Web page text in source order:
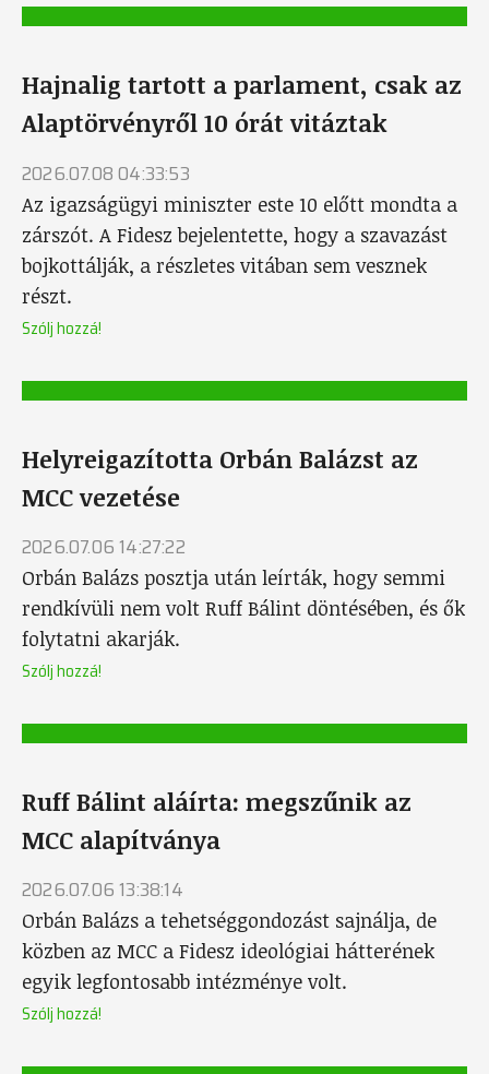
Hajnalig tartott a parlament, csak az
Alaptörvényről 10 órát vitáztak
2026.07.08 04:33:53
Az igazságügyi miniszter este 10 előtt mondta a
zárszót. A Fidesz bejelentette, hogy a szavazást
bojkottálják, a részletes vitában sem vesznek
részt.
Szólj hozzá!
Helyreigazította Orbán Balázst az
MCC vezetése
2026.07.06 14:27:22
Orbán Balázs posztja után leírták, hogy semmi
rendkívüli nem volt Ruff Bálint döntésében, és ők
folytatni akarják.
Szólj hozzá!
Ruff Bálint aláírta: megszűnik az
MCC alapítványa
2026.07.06 13:38:14
Orbán Balázs a tehetséggondozást sajnálja, de
közben az MCC a Fidesz ideológiai hátterének
egyik legfontosabb intézménye volt.
Szólj hozzá!